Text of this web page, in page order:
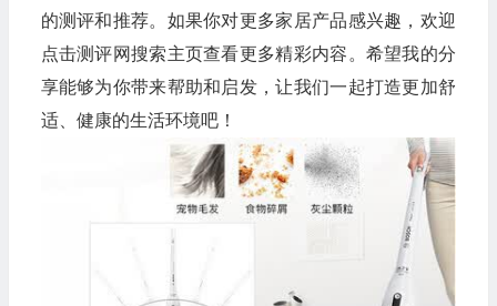
的测评和推荐。如果你对更多家居产品感兴趣，欢迎
点击测评网搜索主页查看更多精彩内容。希望我的分
享能够为你带来帮助和启发，让我们一起打造更加舒
适、健康的生活环境吧！